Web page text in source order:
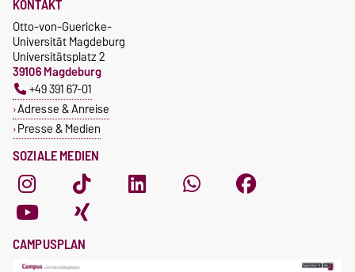
SOZIALE MEDIEN
KONTAKT
Otto-von-Guericke-
Universität Magdeburg
Universitätsplatz 2
39106 Magdeburg
+49 391 67-01
Adresse & Anreise
Presse & Medien
CAMPUSPLAN